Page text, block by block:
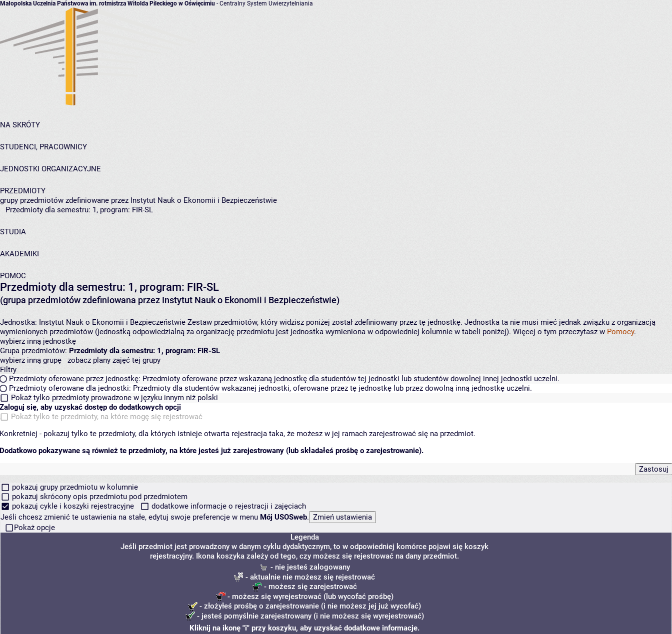
Małopolska Uczelnia Państwowa im. rotmistrza Witolda Pileckiego w Oświęcimiu - Centralny System Uwierzytelniania
NA SKRÓTY
STUDENCI, PRACOWNICY
JEDNOSTKI ORGANIZACYJNE
PRZEDMIOTY
grupy przedmiotów zdefiniowane przez Instytut Nauk o Ekonomii i Bezpieczeństwie
Przedmioty dla semestru: 1, program: FIR-SL
STUDIA
AKADEMIKI
POMOC
Przedmioty dla semestru: 1, program: FIR-SL
(grupa przedmiotów zdefiniowana przez Instytut Nauk o Ekonomii i Bezpieczeństwie)
Jednostka: Instytut Nauk o Ekonomii i Bezpieczeństwie Zestaw przedmiotów, który widzisz poniżej został zdefiniowany przez tę jednostkę. Jednostka ta nie musi mieć jednak związku z organizacją
wymienionych przedmiotów (jednostką odpowiedzialną za organizację przedmiotu jest jednostka wymieniona w odpowiedniej kolumnie w tabeli poniżej). Więcej o tym przeczytasz w Pomocy.
wybierz inną jednostkę
Grupa przedmiotów: Przedmioty dla semestru: 1, program: FIR-SL
wybierz inną grupę
zobacz plany zajęć tej grupy
Filtry
Przedmioty oferowane przez jednostkę: Przedmioty oferowane przez wskazaną jednostkę dla studentów tej jednostki lub studentów dowolnej innej jednostki uczelni.
Przedmioty oferowane dla jednostki: Przedmioty dla studentów wskazanej jednostki, oferowane przez tę jednostkę lub przez dowolną inną jednostkę uczelni.
Pokaż tylko przedmioty prowadzone w języku innym niż polski
Zaloguj się, aby uzyskać dostęp do dodatkowych opcji
Pokaż tylko te przedmioty, na które mogę się rejestrować
Konkretniej - pokazuj tylko te przedmioty, dla których istnieje otwarta rejestracja taka, że możesz w jej ramach zarejestrować się na przedmiot.
Dodatkowo pokazywane są również te przedmioty, na które jesteś już zarejestrowany (lub składałeś prośbę o zarejestrowanie).
pokazuj grupy przedmiotu w kolumnie
pokazuj skrócony opis przedmiotu pod przedmiotem
pokazuj cykle i koszyki rejestracyjne
dodatkowe informacje o rejestracji i zajęciach
Jeśli chcesz zmienić te ustawienia na stałe, edytuj swoje preferencje w menu Mój USOSweb.
Pokaż opcje
Legenda
Jeśli przedmiot jest prowadzony w danym cyklu dydaktycznym, to w odpowiedniej komórce pojawi się koszyk
rejestracyjny. Ikona koszyka zależy od tego, czy możesz się rejestrować na dany przedmiot.
- nie jesteś zalogowany
- aktualnie nie możesz się rejestrować
- możesz się zarejestrować
- możesz się wyrejestrować (lub wycofać prośbę)
- złożyłeś prośbę o zarejestrowanie (i nie możesz jej już wycofać)
- jesteś pomyślnie zarejestrowany (i nie możesz się wyrejestrować)
Kliknij na ikonę "i" przy koszyku, aby uzyskać dodatkowe informacje.